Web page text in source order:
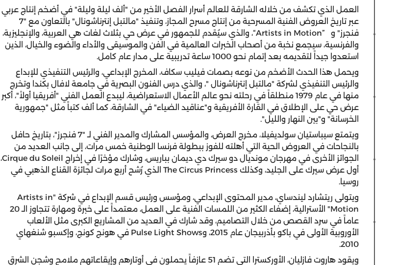
العمل الذي تكشف من خلاله الشارقة للعالم أسرار الفصل الأخير من "ألف ليلة وليلة" في أضخم إنتاج عربي
عبر تاريخ العروض الفنية المسرحية من إنتاج مسرح المجاز، وتنفيذ "مالتبل إنترناشونال" بالتعاون مع "7
فنجرز" و
“Artists in Motion”، والذي سيُقدم للجمهور في عرض حي بثلاث لغات هي العربية، والإنجليزية،
والفرنسية، سيجمع نخبة من أصحاب الخبرات العالمية في الفن والموسيقى والأداء والضوء والخيال، الذين
استعدوا جيداً لتقديمه بعد إتمام نحو 1000 ساعة تدريبية على مدار عام كامل.
ويحمل هذا الحدث الأضخم من نوعه بصمات فيليب سكاف، المخرج الإبداعي، والرئيس التنفيذي للإبداع
والرئيس التنفيذي لشركة "مالتبل إنترناشونال "، والذي درس الفنون البصرية في جامعة لافال بكندا وتخرج
منها في عام 1979 منطلقاً في رحلته نحو عالم الأعمال الاستعراضية، ليبدع العمل الفني "أفريقيا أولاً"، أكبر
عرض حي على الإطلاق في القارة الأفريقية و"عناقيد الضياء" في الشارقة، كما ألف كتباً مثل "جمهورية
الخرسانة" و"بين النهار والليل".
ويتمتع سيباستيان سولديفيلا، مخرج العرض، والمؤسس المشارك والمدير الفني لـ
"7 فنجرز"، بتاريخ حافل
بالنجاحات في العروض الحية التي أهلته للفوز ببطولة فرنسا الوطنية خمس مرات، إلى جانب العديد من
الجوائز الأخرى في مهرجان مونديال دو سيرك دي ديمان بباريس، وشارك مؤخرًا في إخراج Cirque du Soleil،
أول عرض سيرك على الجليد، وكذلك The Circus Princess الذي رُشح أربع مرات لجائزة القناع الذهبي في
روسيا.
ويتولى ريتشارد ليندساي، مدير المحتوى الإبداعي، ومؤسس ورئيس قسم الإبداع في شركة "Artists in
Motion
" الأسترالية، إضفاء الكثير من اللمسات الفنية على العمل، معتمداً على خبرة ومهارة تتجاوز الـ 20
عاماً في سرد القصص من خلال التصاميم، وقد شارك في العديد من المشاريع الكبرى مثل الألعاب
الأوروبية الأولى في باكو بأذربيجان عام 2015، و
Pulse Light Shows في هونج كونج، وإكسبو شنغهاي
2010.
ويقود هاروت فازليان، الأوركسترا التي تضم 51 عازفاً يحملون في أوتارهم وإيقاعاتهم ملامح وشجن الشرق